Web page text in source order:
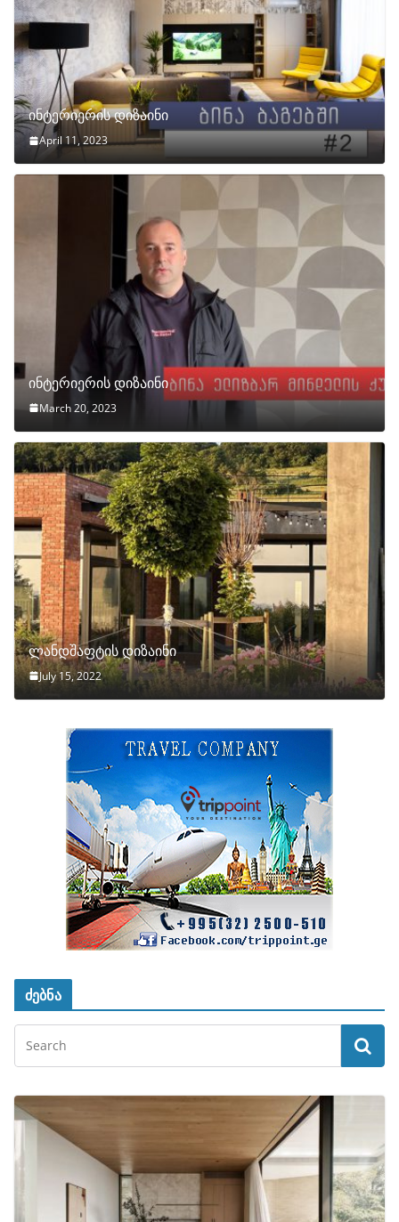
ინტერიერის დიზაინი
April 11, 2023
ინტერიერის დიზაინი
March 20, 2023
ლანდშაფტის დიზაინი
July 15, 2022
ძებნა